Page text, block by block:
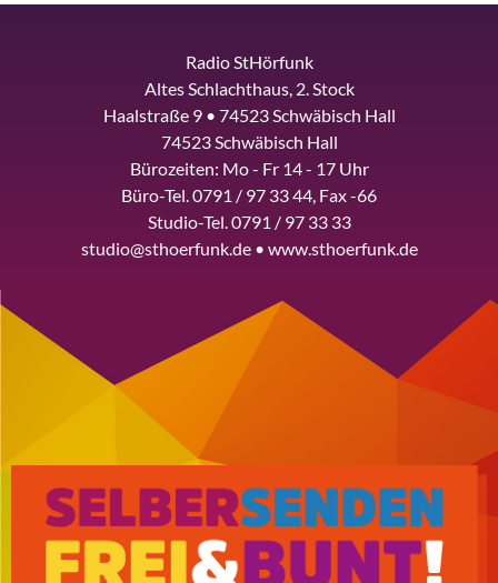
Radio StHörfunk
Altes Schlachthaus, 2. Stock
Haalstraße 9 • 74523 Schwäbisch Hall
74523 Schwäbisch Hall
Bürozeiten: Mo - Fr 14 - 17 Uhr
Büro-Tel. 0791 / 97 33 44, Fax -66
Studio-Tel. 0791 / 97 33 33
studio@sthoerfunk.de • www.sthoerfunk.de